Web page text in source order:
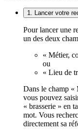
1. Lancer votre
Pour lancer une
un des deux
« Métier,
ou
« Lieu de
Dans le champ «
vous pouvez
« brasserie » en
mot. Vous
directement sa